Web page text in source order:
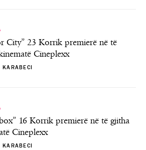
City” 23 Korrik premierë në të
Cineplexx
KARABECI
16 Korrik premierë në të gjitha
Cineplexx
KARABECI